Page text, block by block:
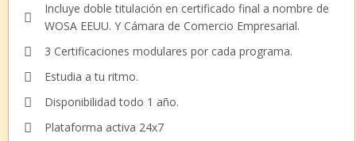
Incluye doble titulación en certificado final a nombre de
WOSA EEUU. Y Cámara de Comercio Empresarial.
3 Certificaciones modulares por cada programa.
Estudia a tu ritmo.
Disponibilidad todo 1 año.
Plataforma activa 24x7